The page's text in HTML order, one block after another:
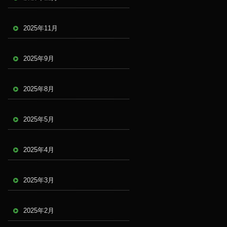
2025年11月
2025年9月
2025年8月
2025年5月
2025年4月
2025年3月
2025年2月